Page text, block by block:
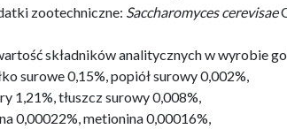
zootechniczne: Saccharomyces cerevisae
składników analitycznych w wyrobie
surowe 0,15%, popiół surowy 0,002%,
1,21%, tłuszcz surowy 0,008%,
0,00022%, metionina 0,00016%,